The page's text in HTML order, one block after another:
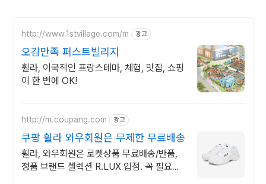
http://www.1stvillage.com/m 광고
오감만족 퍼스트빌리지
휠라, 이국적인 프랑스테마, 체험, 맛집, 쇼핑
이 한 번에 OK!
http://m.coupang.com 광고
쿠팡 휠라 와우회원은 무제한 무료배송
휠라, 와우회원은 로켓상품 무료배송/반품,
정품 브랜드 셀렉션 R.LUX 입점. 꼭 필요한